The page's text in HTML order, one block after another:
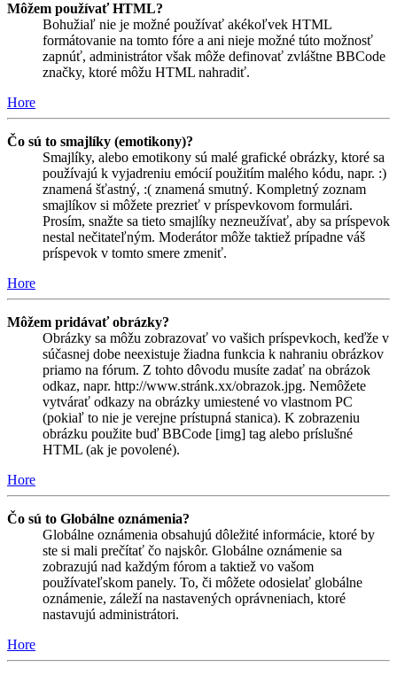
Môžem používať HTML?
Bohužiaľ nie je možné používať akékoľvek HTML
formátovanie na tomto fóre a ani nieje možné túto možnosť
zapnúť, administrátor však môže definovať zvláštne BBCode
značky, ktoré môžu HTML nahradiť.
Hore
Čo sú to smajlíky (emotikony)?
Smajlíky, alebo emotikony sú malé grafické obrázky, ktoré sa
používajú k vyjadreniu emócií použitím malého kódu, napr. :)
znamená šťastný, :( znamená smutný. Kompletný zoznam
smajlíkov si môžete prezrieť v príspevkovom formulári.
Prosím, snažte sa tieto smajlíky nezneužívať, aby sa príspevok
nestal nečitateľným. Moderátor môže taktiež prípadne váš
príspevok v tomto smere zmeniť.
Hore
Môžem pridávať obrázky?
Obrázky sa môžu zobrazovať vo vašich príspevkoch, keďže v
súčasnej dobe neexistuje žiadna funkcia k nahraniu obrázkov
priamo na fórum. Z tohto dôvodu musíte zadať na obrázok
odkaz, napr. http://www.stránk.xx/obrazok.jpg. Nemôžete
vytvárať odkazy na obrázky umiestené vo vlastnom PC
(pokiaľ to nie je verejne prístupná stanica). K zobrazeniu
obrázku použite buď BBCode [img] tag alebo príslušné
HTML (ak je povolené).
Hore
Čo sú to Globálne oznámenia?
Globálne oznámenia obsahujú dôležité informácie, ktoré by
ste si mali prečítať čo najskôr. Globálne oznámenie sa
zobrazujú nad každým fórom a taktiež vo vašom
používateľskom panely. To, či môžete odosielať globálne
oznámenie, záleží na nastavených oprávneniach, ktoré
nastavujú administrátori.
Hore